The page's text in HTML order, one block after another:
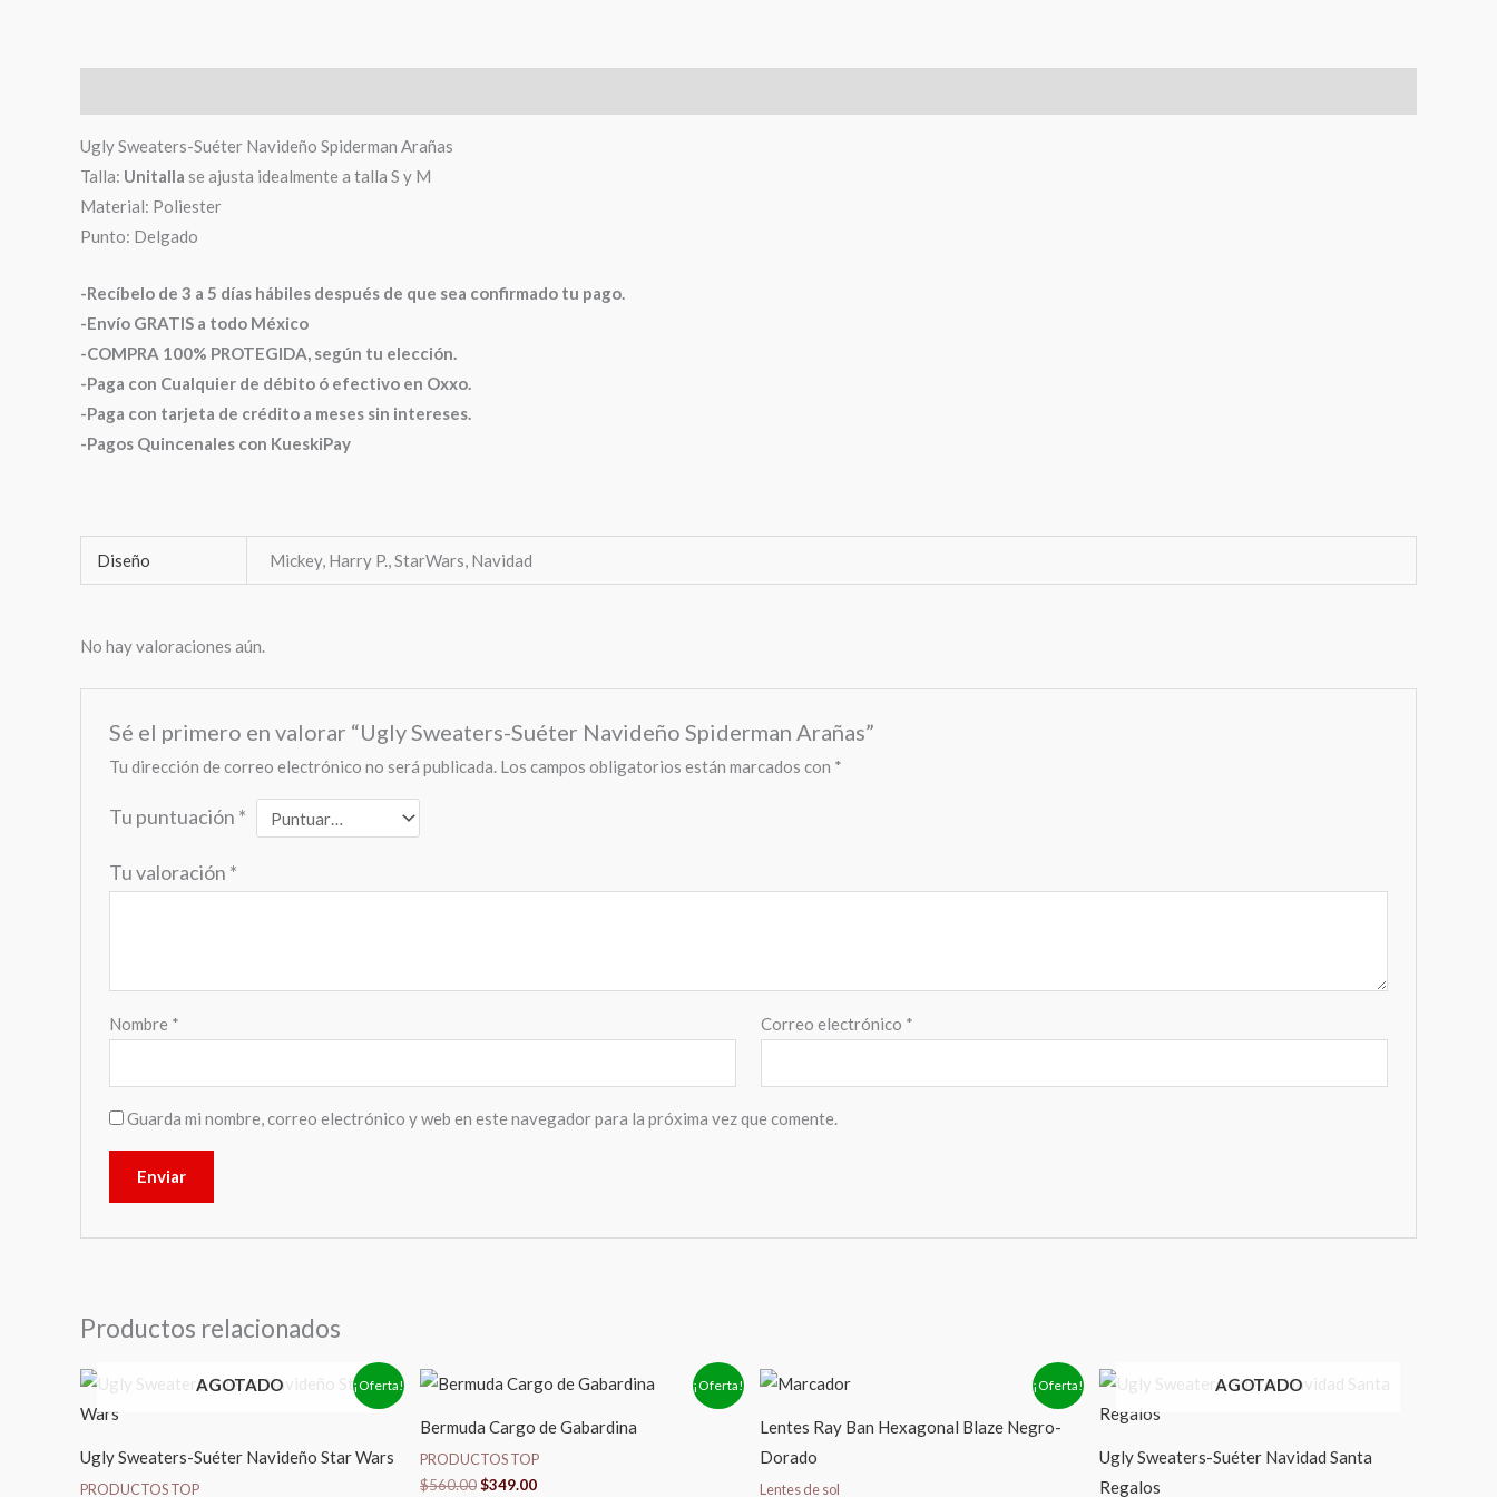
Ugly Sweaters-Suéter Navideño Spiderman Arañas
Talla: Unitalla se ajusta idealmente a talla S y M
Material: Poliester
Punto: Delgado
-Recíbelo de 3 a 5 días hábiles después de que sea confirmado tu pago.
-Envío GRATIS a todo México
-COMPRA 100% PROTEGIDA, según tu elección.
-Paga con Cualquier de débito ó efectivo en Oxxo.
-Paga con tarjeta de crédito a meses sin intereses.
-Pagos Quincenales con KueskiPay
Diseño Mickey, Harry P., StarWars, Navidad
No hay valoraciones aún.
Sé el primero en valorar “Ugly Sweaters-Suéter Navideño Spiderman Arañas”
Tu dirección de correo electrónico no será publicada. Los campos obligatorios están marcados con *
Tu puntuación *
Tu valoración *
Nombre * Correo electrónico *
Guarda mi nombre, correo electrónico y web en este navegador para la próxima vez que comente.
Productos relacionados
¡Oferta!
AGOTADO
Ugly Sweaters-Suéter Navideño Star Wars
PRODUCTOS TOP
precio
$499.00.
El
precio
$459.00.
¡Oferta!
Bermuda Cargo de Gabardina
PRODUCTOS TOP
$560.00
El
precio
era:
$560.00.
$349.00
precio
es:
$349.00.
¡Oferta!
Lentes Ray Ban Hexagonal Blaze Negro-
Dorado
Lentes de sol
El
precio
era:
es:
AGOTADO
Ugly Sweaters-Suéter Navidad Santa
Regalos